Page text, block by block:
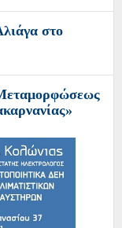
στο
Μεταμορφώσεως